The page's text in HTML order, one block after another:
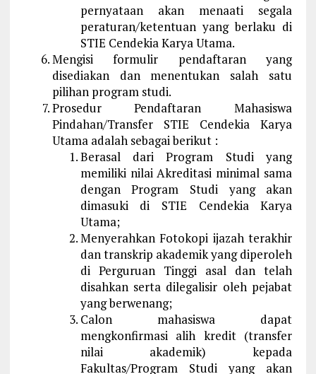
pernyataan akan menaati segala
peraturan/ketentuan yang berlaku di
STIE Cendekia Karya Utama.
Mengisi formulir pendaftaran yang
disediakan dan menentukan salah satu
pilihan program studi.
Prosedur Pendaftaran Mahasiswa
Pindahan/Transfer STIE Cendekia Karya
Utama adalah sebagai berikut :
Berasal dari Program Studi yang
memiliki nilai Akreditasi minimal sama
dengan Program Studi yang akan
dimasuki di STIE Cendekia Karya
Utama;
Menyerahkan Fotokopi ijazah terakhir
dan transkrip akademik yang diperoleh
di Perguruan Tinggi asal dan telah
disahkan serta dilegalisir oleh pejabat
yang berwenang;
Calon mahasiswa dapat
mengkonfirmasi alih kredit (transfer
nilai akademik) kepada
Fakultas/Program Studi yang akan